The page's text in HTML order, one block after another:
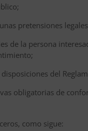
pretensiones
de la persona
del
obligatorias de
como sigue: